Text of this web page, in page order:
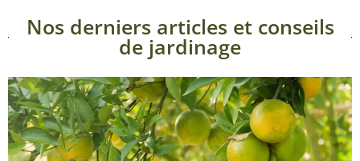
Nos derniers articles et conseils
de jardinage